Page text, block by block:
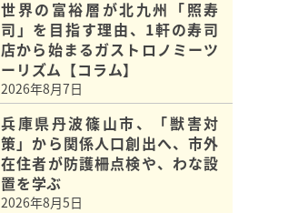
世界の富裕層が北九州「照寿
司」を目指す理由、1軒の寿司
店から始まるガストロノミーツ
ーリズム【コラム】
2026年8月7日
兵庫県丹波篠山市、「獣害対
策」から関係人口創出へ、市外
在住者が防護柵点検や、わな設
置を学ぶ
2026年8月5日